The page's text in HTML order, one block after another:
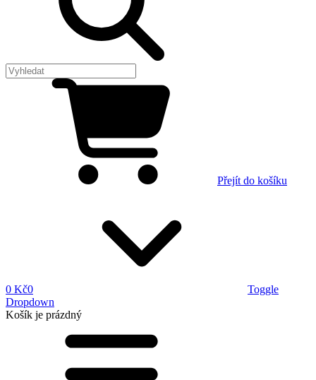
Přejít do košíku
0 Kč0
Toggle
Dropdown
Košík je prázdný